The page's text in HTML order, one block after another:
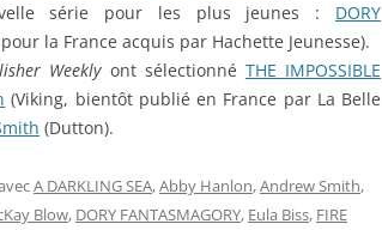
série pour les plus jeunes : DORY
la France acquis par Hachette Jeunesse).
Weeklyont sélectionné THE IMPOSSIBLE
(Viking, bientôt publié en France par La Belle
(Dutton).
A DARKLING SEA,Abby Hanlon,Andrew Smith,
Blow, DORY FANTASMAGORY, Eula Biss, FIRE